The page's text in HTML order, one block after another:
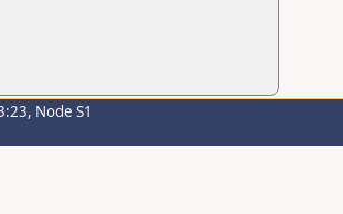
Node S1